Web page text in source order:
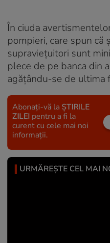
În ciuda
pompieri, care spun că
supraviețuitori sunt
plece de pe banca din
agățându-se de ultima
Abonați-vă la ȘTIRILE
ZILEI pentru a fi la
curent cu cele mai noi
informații.
URMĂREȘTE CEL MAI